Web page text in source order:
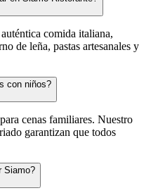
comida italiana,
de leña, pastas artesanales y
con niños?
cenas familiares. Nuestro
garantizan que todos
Siamo?